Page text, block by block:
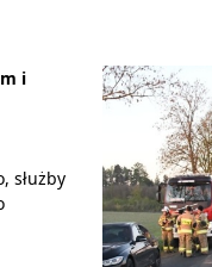
i
służby